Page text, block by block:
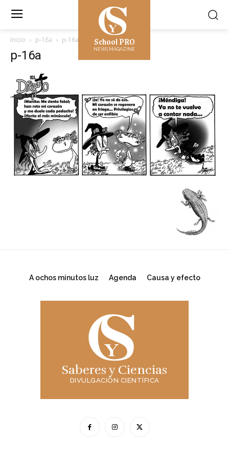
School PRO
NEWS MAGAZINE
Inicio p-16a p-16a
p-16a
A ochos minutos luz Agenda Causa y efecto
Saberes y Ciencias
DIVULGACIÓN CIENTÍFICA